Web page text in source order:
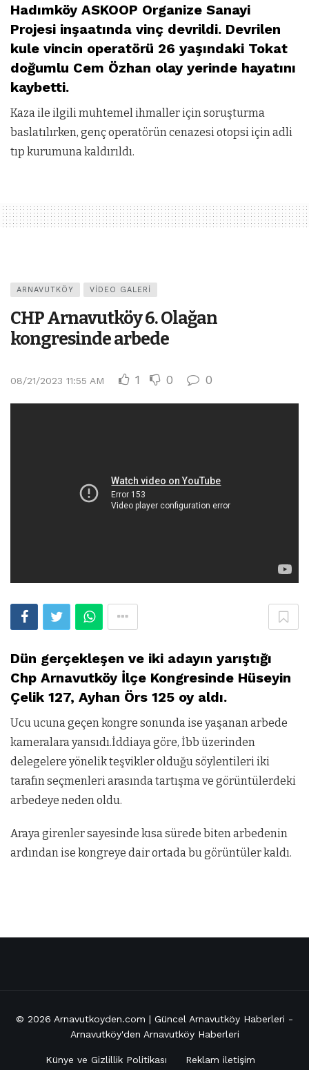
Hadımköy ASKOOP Organize Sanayi
Projesi inşaatında vinç devrildi. Devrilen
kule vincin operatörü 26 yaşındaki Tokat
doğumlu Cem Özhan olay yerinde hayatını
kaybetti.
Kaza ile ilgili muhtemel ihmaller için soruşturma
baslatılırken, genç operatörün cenazesi otopsi için adli
tıp kurumuna kaldırıldı.
ARNAVUTKÖY VIDEO GALERI
CHP Arnavutköy 6. Olağan
kongresinde arbede
08/21/2023 11:55 AM 1 0 0
Dün gerçekleşen ve iki adayın yarıştığı
Chp Arnavutköy İlçe Kongresinde Hüseyin
Çelik 127, Ayhan Örs 125 oy aldı.
Ucu ucuna geçen kongre sonunda ise yaşanan arbede
kameralara yansıdı.İddiaya göre, İbb üzerinden
delegelere yönelik teşvikler olduğu söylentileri iki
tarafın seçmenleri arasında tartışma ve görüntülerdeki
arbedeye neden oldu.
Araya girenler sayesinde kısa sürede biten arbedenin
ardından ise kongreye dair ortada bu görüntüler kaldı.
© 2026 Arnavutkoyden.com | Güncel Arnavutköy Haberleri -
Arnavutköy'den Arnavutköy Haberleri
Künye ve Gizlillik Politikası Reklam iletişim